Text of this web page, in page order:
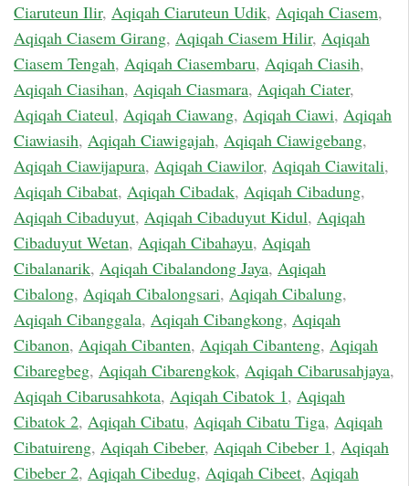
Ciaruteun Ilir, Aqiqah Ciaruteun Udik, Aqiqah Ciasem,
Aqiqah Ciasem Girang, Aqiqah Ciasem Hilir, Aqiqah
Ciasem Tengah, Aqiqah Ciasembaru, Aqiqah Ciasih,
Aqiqah Ciasihan, Aqiqah Ciasmara, Aqiqah Ciater,
Aqiqah Ciateul, Aqiqah Ciawang, Aqiqah Ciawi, Aqiqah
Ciawiasih, Aqiqah Ciawigajah, Aqiqah Ciawigebang,
Aqiqah Ciawijapura, Aqiqah Ciawilor, Aqiqah Ciawitali,
Aqiqah Cibabat, Aqiqah Cibadak, Aqiqah Cibadung,
Aqiqah Cibaduyut, Aqiqah Cibaduyut Kidul, Aqiqah
Cibaduyut Wetan, Aqiqah Cibahayu, Aqiqah
Cibalanarik, Aqiqah Cibalandong Jaya, Aqiqah
Cibalong, Aqiqah Cibalongsari, Aqiqah Cibalung,
Aqiqah Cibanggala, Aqiqah Cibangkong, Aqiqah
Cibanon, Aqiqah Cibanten, Aqiqah Cibanteng, Aqiqah
Cibaregbeg, Aqiqah Cibarengkok, Aqiqah Cibarusahjaya,
Aqiqah Cibarusahkota, Aqiqah Cibatok 1, Aqiqah
Cibatok 2, Aqiqah Cibatu, Aqiqah Cibatu Tiga, Aqiqah
Cibatuireng, Aqiqah Cibeber, Aqiqah Cibeber 1, Aqiqah
Cibeber 2, Aqiqah Cibedug, Aqiqah Cibeet, Aqiqah